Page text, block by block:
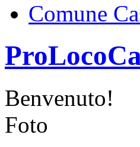
Comune
Benvenuto!
Foto